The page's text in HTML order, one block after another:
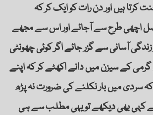
ہیں اور دن رات کو ایک کر کہ
اچھی طرح سے آجائے اور اس سے مجھے
آسانی سے گزر جائے اگر کوئی چھونٹی
گرمی کے سیزن میں دانے اکھٹے کر کہ اپنے
سردی میں بار نکلنے کی ضرورت نہ پڑھ
کہی بھی دیکھے تو یہی مطلب سے ہی